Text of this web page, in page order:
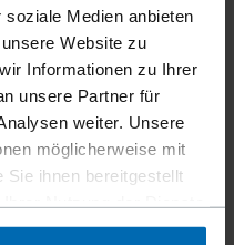
Medien anbieten
Website zu
Informationen zu Ihrer
unsere Partner für
weiter. Unsere
möglicherweise mit
Sie ihnen bereitgestellt